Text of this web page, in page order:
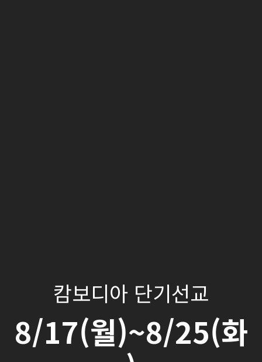
캄보디아 단기선교
8/17(월)~8/25(화